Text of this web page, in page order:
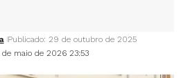
maio de 2026 23:53
Publicado: 29 de outubro de 2025